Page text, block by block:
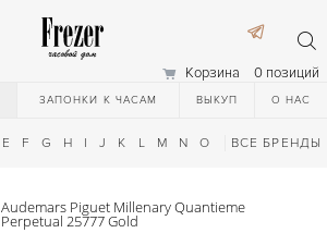
Корзина 0 позиций
ЗАПОНКИ К ЧАСАМ ВЫКУП О НАС
E F G H I J K L M N O Q R S T
ВСЕ БРЕНДЫ
Audemars Piguet Millenary Quantieme
Perpetual 25777 Gold